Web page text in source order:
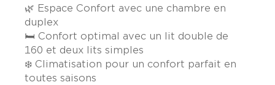
🌿 Espace Confort avec une chambre en
duplex
🛏️ Confort optimal avec un lit double de
160 et deux lits simples
❄️ Climatisation pour un confort parfait en
toutes saisons